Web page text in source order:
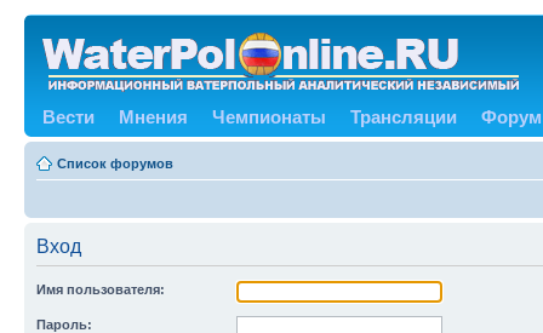
Вести Мнения Чемпионаты Трансляции Форум
Список форумов
Вход
Имя пользователя:
Пароль: